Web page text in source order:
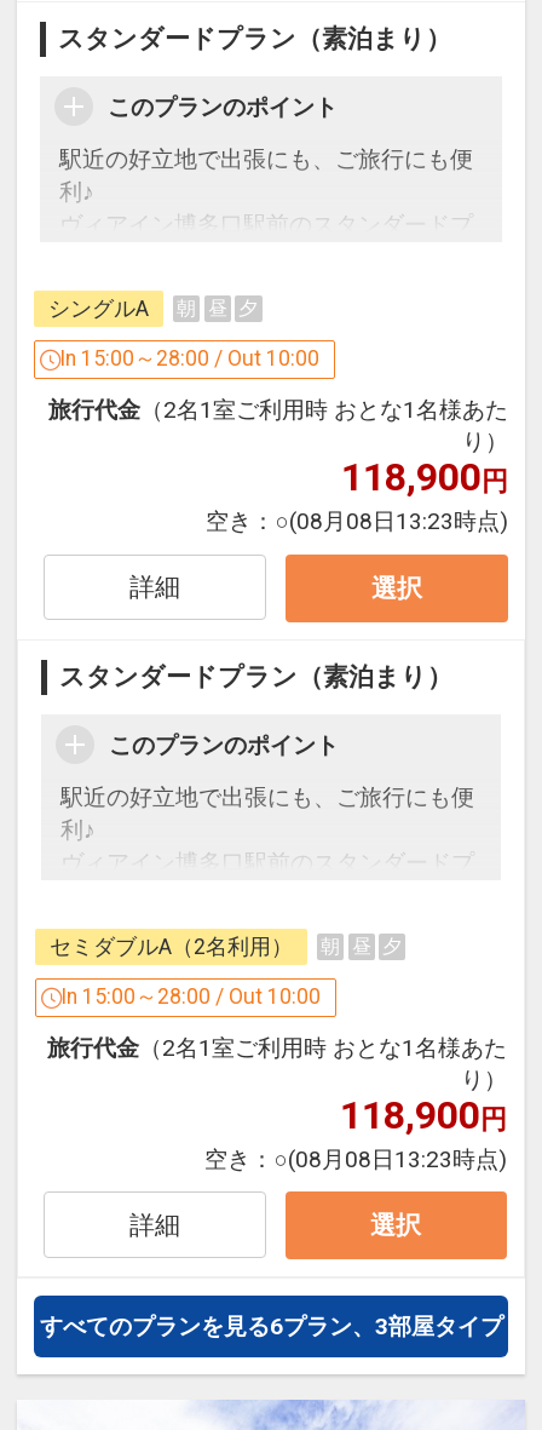
スタンダードプラン（素泊まり）
このプランのポイント
駅近の好立地で出張にも、ご旅行にも便
利♪
ヴィアイン博多口駅前のスタンダードプ
博多駅・博多口より徒歩約3分です。
●ご確認ください
・当館は全室禁煙です（電子たばこ含
む）。喫煙は２F喫煙ブースにてお願い
・ゲストクリーニングサービスは取り扱
っておりません
・館内にてアルコール及びタバコの販売
は行っておりません
31日
200000003762
シングルA 朝 昼 夕
In 15:00～28:00 / Out 10:00
旅行代金 （2名1室ご利用時 おとな1名様あた
り）
118,900円
空き： ○(08月08日13:23時点)
詳細 選択
スタンダードプラン（素泊まり）
このプランのポイント
駅近の好立地で出張にも、ご旅行にも便
利♪
ヴィアイン博多口駅前のスタンダードプ
博多駅・博多口より徒歩約3分です。
●ご確認ください
・当館は全室禁煙です（電子たばこ含
む）。喫煙は２F喫煙ブースにてお願い
・ゲストクリーニングサービスは取り扱
っておりません
・館内にてアルコール及びタバコの販売
は行っておりません
31日
インターネットコース番号：DP-2-
セミダブルA（2名利用） 朝 昼 夕
In 15:00～28:00 / Out 10:00
旅行代金 （2名1室ご利用時 おとな1名様あた
り）
118,900円
空き： ○(08月08日13:23時点)
詳細 選択
すべてのプランを見る6プラン、3部屋タイプ